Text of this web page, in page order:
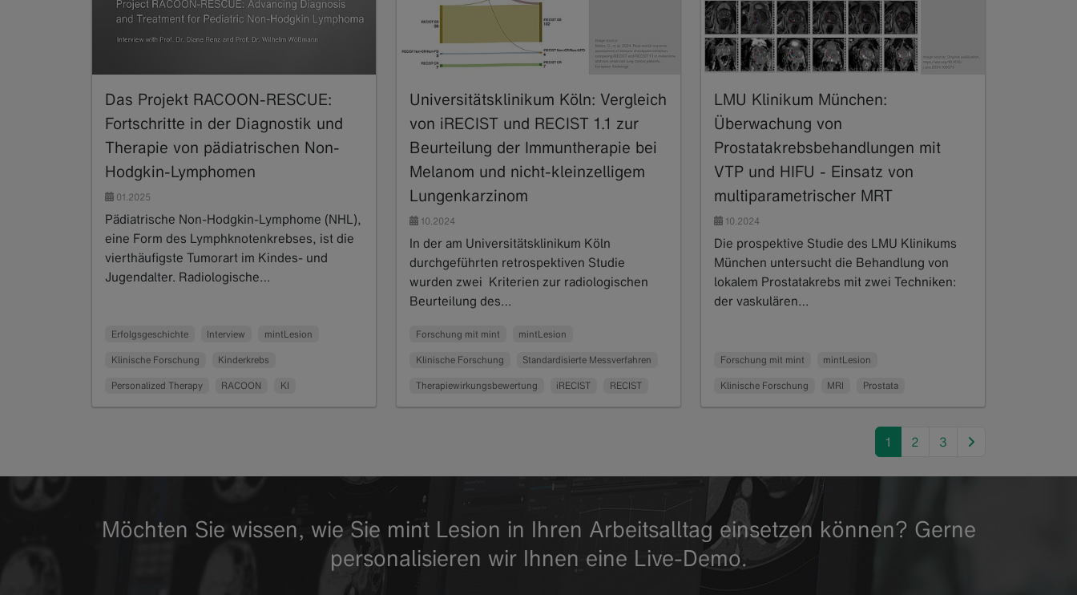
Das Projekt RACOON-RESCUE:
Fortschritte in der Diagnostik und
Therapie von pädiatrischen Non-
Hodgkin-Lymphomen
01.2025
Pädiatrische Non-Hodgkin-Lymphome (NHL),
eine Form des Lymphknotenkrebses, ist die
vierthäufigste Tumorart im Kindes- und
Jugendalter. Radiologische…
Erfolgsgeschichte Interview mintLesion
Klinische Forschung Kinderkrebs
Personalized Therapy RACOON KI
Universitätsklinikum Köln: Vergleich
von iRECIST und RECIST 1.1 zur
Beurteilung der Immuntherapie bei
Melanom und nicht-kleinzelligem
Lungenkarzinom
10.2024
In der am Universitätsklinikum Köln
durchgeführten retrospektiven Studie
wurden zwei Kriterien zur radiologischen
Beurteilung des…
Forschung mit mint mintLesion
Klinische Forschung Standardisierte Messverfahren
Therapiewirkungsbewertung iRECIST RECIST
LMU Klinikum München:
Überwachung von
Prostatakrebsbehandlungen mit
VTP und HIFU - Einsatz von
multiparametrischer MRT
10.2024
Die prospektive Studie des LMU Klinikums
München untersucht die Behandlung von
lokalem Prostatakrebs mit zwei Techniken:
der vaskulären…
Forschung mit mint mintLesion
Klinische Forschung MRI Prostata
1 2 3
Möchten Sie wissen, wie Sie mint Lesion in Ihren Arbeitsalltag einsetzen können? Gerne
personalisieren wir Ihnen eine Live-Demo.